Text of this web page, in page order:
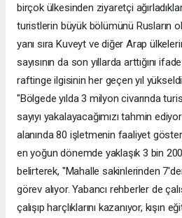
birçok ülkesinden ziyaretçi
turistlerin büyük bölümünü Rusların
yanı sıra Kuveyt ve diğer Arap
sayısının da son yıllarda arttığını
raftinge ilgisinin her geçen yıl
"Bölgede yılda 3 milyon civarında
sayıyı yakalayacağımızı tahmin
alanında 80 işletmenin faaliyet
en yoğun dönemde yaklaşık 3 bin
belirterek, "Mahalle sakinlerinden
görev alıyor. Yabancı rehberler de
çalışıp harçlıklarını kazanıyor, kışın